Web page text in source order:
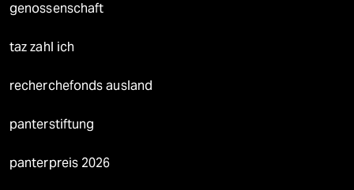
genossenschaft
taz zahl ich
recherchefonds ausland
panterstiftung
panterpreis 2026